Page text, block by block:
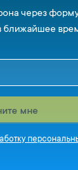
через
ближайшее
мне